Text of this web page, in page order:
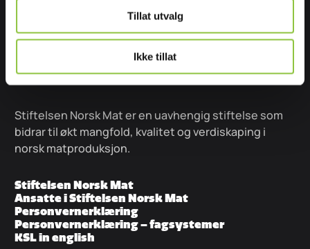
Tillat utvalg
Ikke tillat
Stiftelsen Norsk Mat er en uavhengig stiftelse som
bidrar til økt mangfold, kvalitet og verdiskaping i
norsk matproduksjon.
Stiftelsen Norsk Mat
Ansatte i Stiftelsen Norsk Mat
Personvernerklæring
Personvernerklæring – fagsystemer
KSL in english